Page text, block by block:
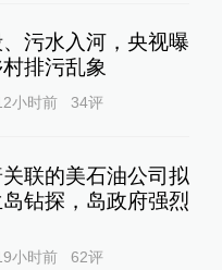
污水入河，央视曝
排污乱象
小时前 34评
联的美石油公司拟
钻探，岛政府强烈
小时前 62评